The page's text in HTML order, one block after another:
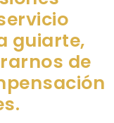
guiarte,
de